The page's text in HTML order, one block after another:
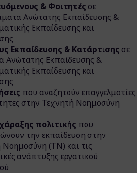
& Φοιτητές σε
Ανώτατης Εκπαίδευσης &
Εκπαίδευσης και
Εκπαίδευσης & Κατάρτισης σε
Ανώτατης Εκπαίδευσης &
Εκπαίδευσης και
που αναζητούν επαγγελματίες
στην Τεχνητή Νοημοσύνη
πολιτικής που
την εκπαίδευση στην
Νοημοσύνη (ΤΝ) και τις
ανάπτυξης εργατικού